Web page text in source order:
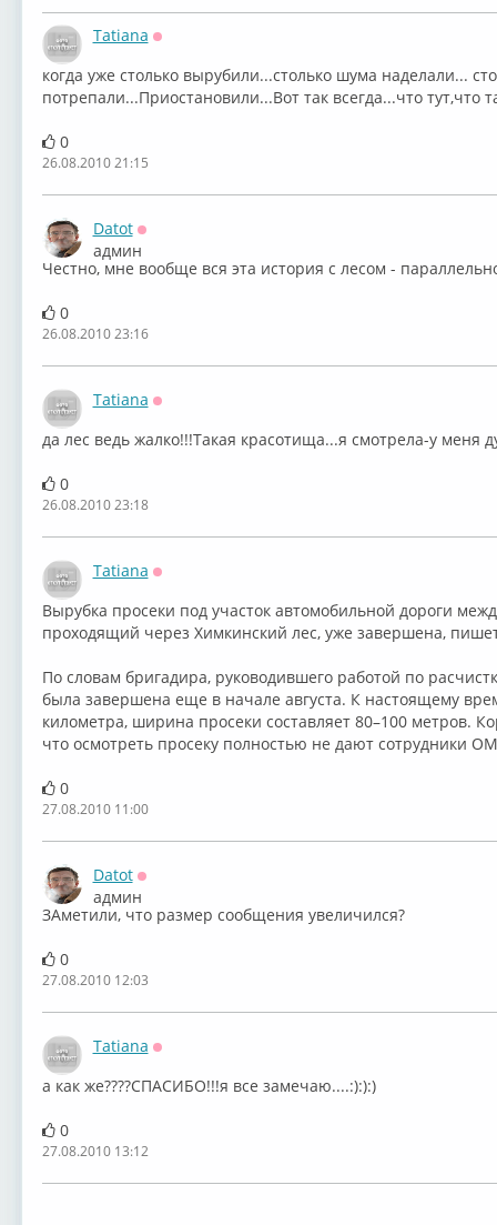
Tatiana
когда уже столько вырубили...столько шума наделали...
потрепали...Приостановили...Вот так всегда...что тут,что
0
26.08.2010 21:15
Datot
Оффлайн
админ
Честно, мне вообще вся эта история с лесом -
0
26.08.2010 23:16
Tatiana
да лес ведь жалко!!!Такая красотища...я смотрела-у меня
0
26.08.2010 23:18
Tatiana
Вырубка просеки под участок автомобильной дороги
проходящий через Химкинский лес, уже завершена,
По словам бригадира, руководившего работой по
была завершена еще в начале августа. К настоящему
километра, ширина просеки составляет 80–100 метров.
что осмотреть просеку полностью не дают сотрудники
0
27.08.2010 11:00
Datot
Оффлайн
админ
ЗАметили, что размер сообщения увеличился?
0
27.08.2010 12:03
Tatiana
а как же????СПАСИБО!!!я все замечаю....:):):)
0
27.08.2010 13:12